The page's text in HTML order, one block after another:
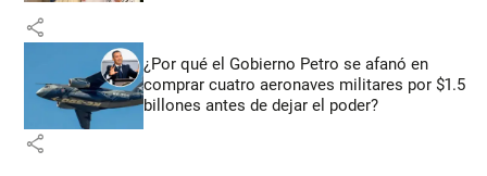
share
¿Por qué el Gobierno Petro se afanó en
comprar cuatro aeronaves militares por $1.5
billones antes de dejar el poder?
share